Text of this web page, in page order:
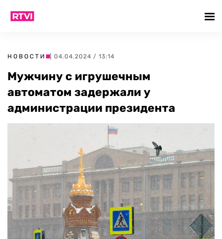
НОВОСТИ | 04.04.2024 / 13:14
Мужчину с игрушечным
автоматом задержали у
администрации президента